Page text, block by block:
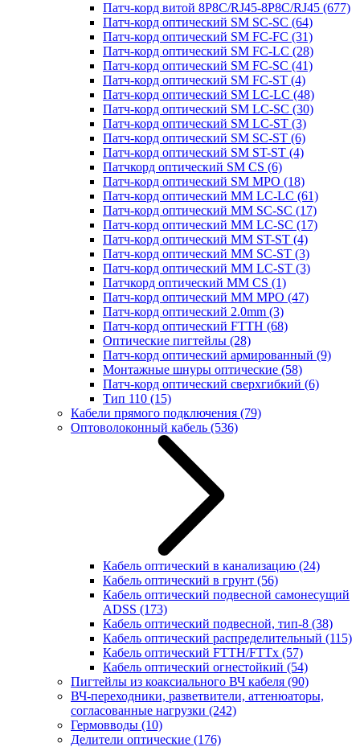
Патч-корд витой 8P8C/RJ45-8P8C/RJ45 (677)
Патч-корд оптический SM SC-SC (64)
Патч-корд оптический SM FC-FC (31)
Патч-корд оптический SM FC-LC (28)
Патч-корд оптический SM FC-SC (41)
Патч-корд оптический SM FC-ST (4)
Патч-корд оптический SM LC-LC (48)
Патч-корд оптический SM LC-SC (30)
Патч-корд оптический SM LC-ST (3)
Патч-корд оптический SM SC-ST (6)
Патч-корд оптический SM ST-ST (4)
Патчкорд оптический SM CS (6)
Патч-корд оптический SM MPO (18)
Патч-корд оптический MM LC-LC (61)
Патч-корд оптический MM SC-SC (17)
Патч-корд оптический MM LC-SC (17)
Патч-корд оптический MM ST-ST (4)
Патч-корд оптический MM SC-ST (3)
Патч-корд оптический MM LC-ST (3)
Патчкорд оптический MM CS (1)
Патч-корд оптический MM MPO (47)
Патч-корд оптический 2.0mm (3)
Патч-корд оптический FTTH (68)
Оптические пигтейлы (28)
Патч-корд оптический армированный (9)
Монтажные шнуры оптические (58)
Патч-корд оптический сверхгибкий (6)
Тип 110 (15)
Кабели прямого подключения (79)
Оптоволоконный кабель (536)
Кабель оптический в канализацию (24)
Кабель оптический в грунт (56)
Кабель оптический подвесной самонесущий
ADSS (173)
Кабель оптический подвесной, тип-8 (38)
Кабель оптический распределительный (115)
Кабель оптический FTTH/FTTx (57)
Кабель оптический огнестойкий (54)
Пигтейлы из коаксиального ВЧ кабеля (90)
ВЧ-переходники, разветвители, аттенюаторы,
согласованные нагрузки (242)
Гермовводы (10)
Делители оптические (176)